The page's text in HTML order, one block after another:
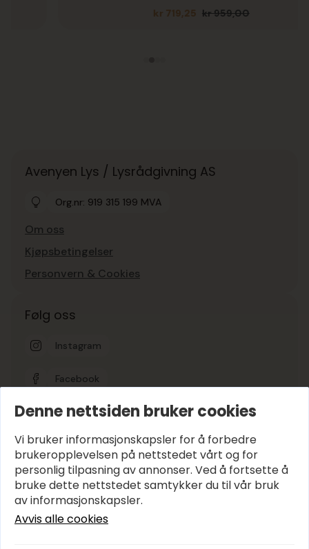
kr959,00
Opprinnelig
719,25 Nåværende
Avenyen Lys / Lysrådgivning AS
Org.nr: 919 315 199 MVA
Om oss
Kjøpsbetingelser
Personvern & Cookies
Følg oss
Instagram
Facebook
Google-vurdering
Hold deg oppdatert
E-post*
Denne nettsiden bruker cookies
Vi bruker informasjonskapsler for å forbedre
brukeropplevelsen på nettstedet vårt og for
personlig tilpasning av annonser. Ved å fortsette å
bruke dette nettstedet samtykker du til vår bruk
av informasjonskapsler.
Avvis alle cookies